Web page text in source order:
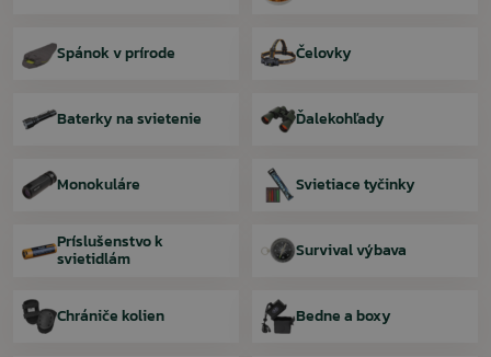
Spánok v prírode Čelovky
Baterky na svietenie Ďalekohľady
Monokuláre Svietiace tyčinky
Príslušenstvo k
svietidlám Survival výbava
Chrániče kolien Bedne a boxy